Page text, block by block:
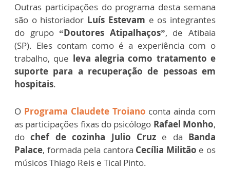
Outras participações do programa desta semana
são o historiador Luís Estevam e os integrantes
do grupo“Doutores Atipalhaços”, de Atibaia
(SP). Eles contam como é a experiência com o
trabalho, que leva alegria como tratamento e
suporte para a recuperação de pessoas em
hospitais.
O Programa Claudete Troiano conta ainda com
as participações fixas do psicólogo Rafael Monho,
dochef de cozinha Julio Cruz e da Banda
Palace, formada pela cantora Cecília Militão e os
músicos Thiago Reis e Tical Pinto.